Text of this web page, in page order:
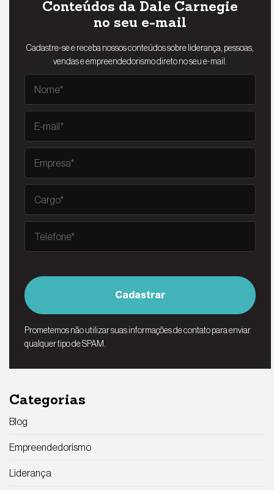
Conteúdos da Dale Carnegie
no seu e-mail
Cadastre-se e receba nossos conteúdos sobre liderança, pessoas,
vendas e empreendedorismo direto no seu e-mail.
Cadastrar
Prometemos não utilizar suas informações de contato para enviar
qualquer tipo de SPAM.
Categorias
Blog
Empreendedorismo
Liderança